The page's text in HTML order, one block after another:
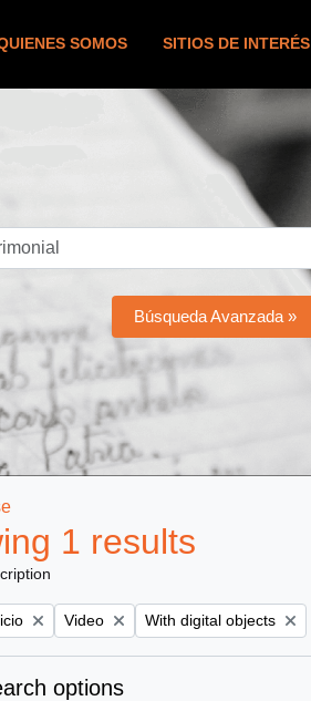
SOMOS SITIOS DE INTERÉS
Búsqueda Avanzada »
1 results
Remove filter:
Video Remove filter:
With digital objects
options